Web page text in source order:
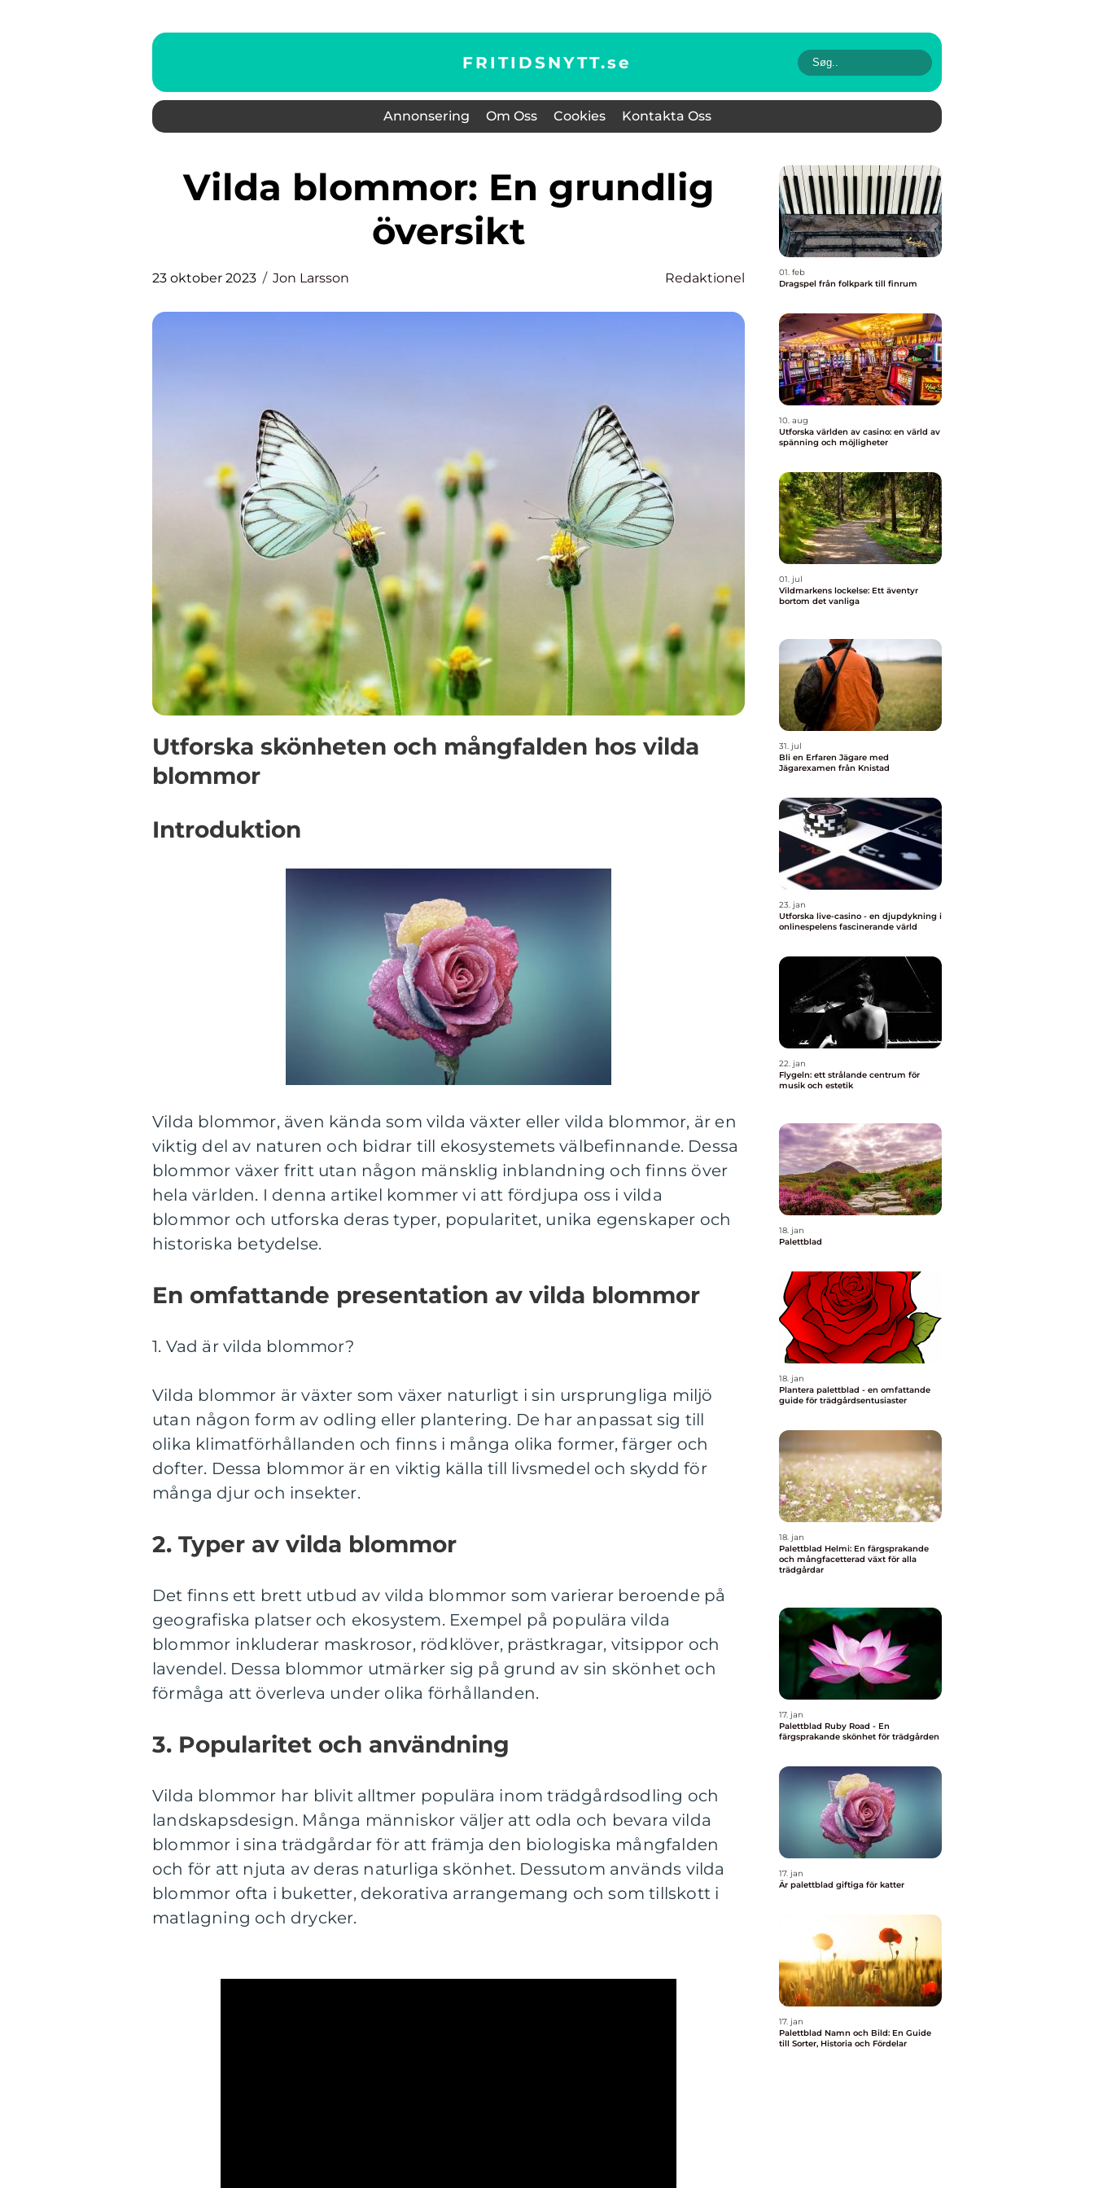
FRITIDSNYTT.se
Annonsering Om Oss Cookies Kontakta Oss
Vilda blommor: En grundlig
översikt
23 oktober 2023 Jon Larsson Redaktionel
Utforska skönheten och mångfalden hos vilda
blommor
Introduktion
Vilda blommor, även kända som vilda växter eller vilda blommor, är en
viktig del av naturen och bidrar till ekosystemets välbefinnande. Dessa
blommor växer fritt utan någon mänsklig inblandning och finns över
hela världen. I denna artikel kommer vi att fördjupa oss i vilda
blommor och utforska deras typer, popularitet, unika egenskaper och
historiska betydelse.
En omfattande presentation av vilda blommor
1. Vad är vilda blommor?
Vilda blommor är växter som växer naturligt i sin ursprungliga miljö
utan någon form av odling eller plantering. De har anpassat sig till
olika klimatförhållanden och finns i många olika former, färger och
dofter. Dessa blommor är en viktig källa till livsmedel och skydd för
många djur och insekter.
2. Typer av vilda blommor
Det finns ett brett utbud av vilda blommor som varierar beroende på
geografiska platser och ekosystem. Exempel på populära vilda
blommor inkluderar maskrosor, rödklöver, prästkragar, vitsippor och
lavendel. Dessa blommor utmärker sig på grund av sin skönhet och
förmåga att överleva under olika förhållanden.
3. Popularitet och användning
Vilda blommor har blivit alltmer populära inom trädgårdsodling och
landskapsdesign. Många människor väljer att odla och bevara vilda
blommor i sina trädgårdar för att främja den biologiska mångfalden
och för att njuta av deras naturliga skönhet. Dessutom används vilda
blommor ofta i buketter, dekorativa arrangemang och som tillskott i
matlagning och drycker.
01. feb
Dragspel från folkpark till finrum
10. aug
Utforska världen av casino: en värld av
spänning och möjligheter
01. jul
Vildmarkens lockelse: Ett äventyr
bortom det vanliga
31. jul
Bli en Erfaren Jägare med
Jägarexamen från Knistad
23. jan
Utforska live-casino - en djupdykning i
onlinespelens fascinerande värld
22. jan
Flygeln: ett strålande centrum för
musik och estetik
18. jan
Palettblad
18. jan
Plantera palettblad - en omfattande
guide för trädgårdsentusiaster
18. jan
Palettblad Helmi: En färgsprakande
och mångfacetterad växt för alla
trädgårdar
17. jan
Palettblad Ruby Road - En
färgsprakande skönhet för trädgården
17. jan
Är palettblad giftiga för katter
17. jan
Palettblad Namn och Bild: En Guide
till Sorter, Historia och Fördelar